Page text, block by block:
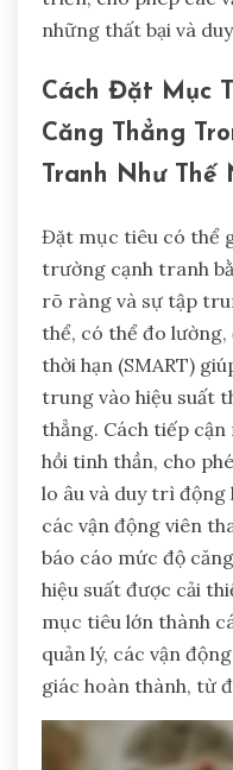
những thất bại và
Cách Đặt Mục
Căng Thẳng
Tranh Như Thế
Đặt mục tiêu có thể
trường cạnh tranh
rõ ràng và sự tập
thể, có thể đo lường,
thời hạn (SMART)
trung vào hiệu suất
thẳng. Cách tiếp cận
hồi tinh thần, cho
lo âu và duy trì
các vận động viên
báo cáo mức độ
hiệu suất được cải
mục tiêu lớn thành
quản lý, các vận
giác hoàn thành, từ